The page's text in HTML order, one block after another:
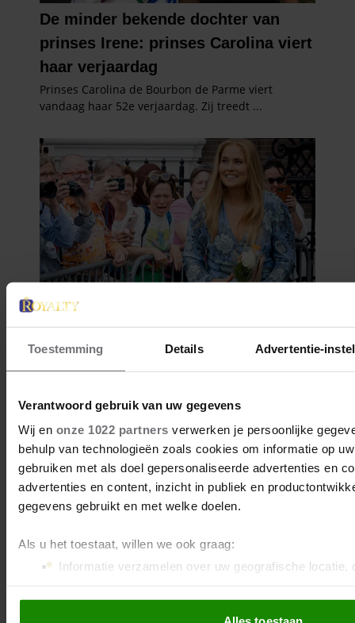
Toestemming Details Advertentie-
Verantwoord gebruik van uw gegevens
Wij en onze 1022 partners verwerken je persoonlijke
behulp van technologieën zoals cookies om informatie op
gebruiken met als doel gepersonaliseerde advertenties en
advertenties en content, inzicht in publiek en
gegevens gebruikt en met welke doelen.
Als u het toestaat, willen we ook graag:
Informatie verzamelen over uw geografische locatie,
Uw apparaat identificeren door het actief te scannen